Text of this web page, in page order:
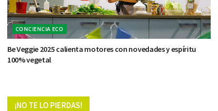
CONCIENCIA ECO
Be Veggie 2025 calienta motores con novedades y espíritu
100% vegetal
¡NO TE LO PIERDAS!